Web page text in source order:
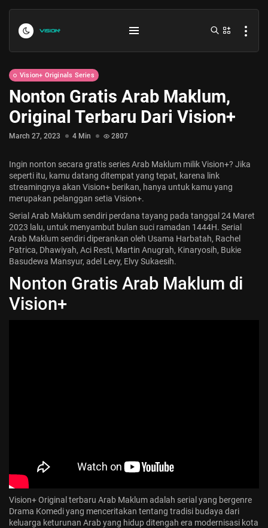
Indonesia vs Kamboja Hari Ini...
July 27, 2026 4 Min
Formula 1 Hungarian Grand Prix...
July 23, 2026 4 Min
Jadwal ASEAN Hyundai Cup 2026...
Vision+ Originals Series
Nonton Gratis Arab Maklum,
Original Terbaru Dari Vision+
March 27, 2023 4 Min 2807
Ingin nonton secara gratis series Arab Maklum milik Vision+? Jika
seperti itu, kamu datang ditempat yang tepat, karena link
streamingnya akan Vision+ berikan, hanya untuk kamu yang
merupakan pelanggan setia Vision+.
Serial Arab Maklum sendiri perdana tayang pada tanggal 24 Maret
2023 lalu, untuk menyambut bulan suci ramadan 1444H. Serial
Arab Maklum sendiri diperankan oleh Usama Harbatah, Rachel
Patrica, Dhawiyah, Aci Resti, Martin Anugrah, Kinaryosih, Bukie
Basudewa Mansyur, adel Levy, Elvy Sukaesih.
Nonton Gratis Arab Maklum di
Vision+
Vision+ Original terbaru Arab Maklum adalah serial yang bergenre
Drama Komedi yang menceritakan tentang tradisi budaya dari
keluarga keturunan Arab yang hidup ditengah era modernisasi kota